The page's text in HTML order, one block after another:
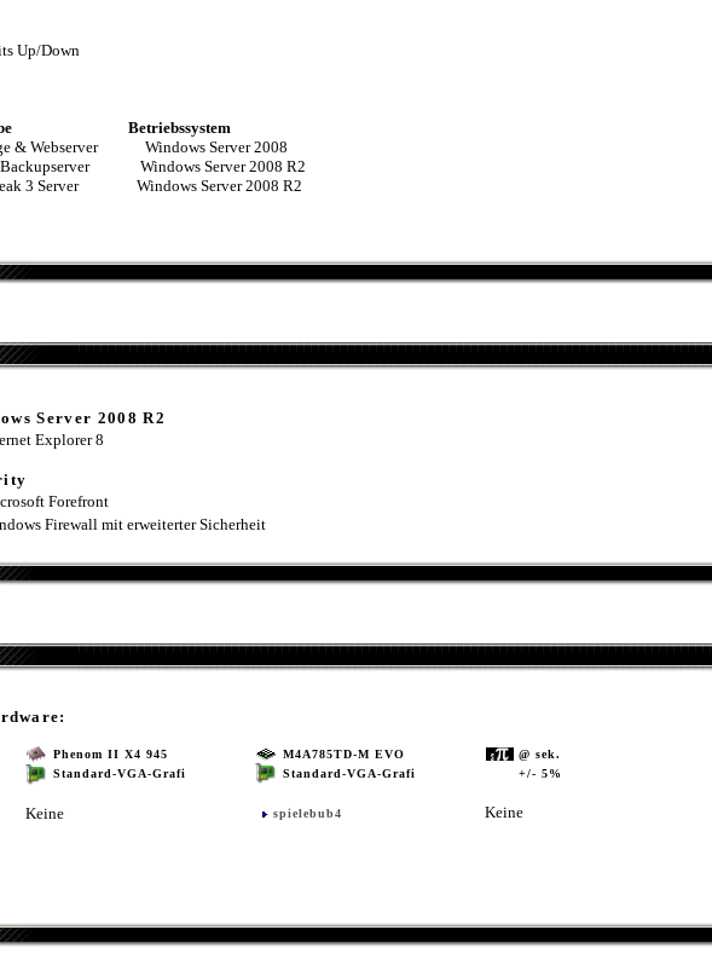
Up/Down
Betriebssystem
Windows Server 2008
Windows Server 2008 R2
Windows Server 2008 R2
Server 2008 R2
Explorer 8
Forefront
Firewall mit erweiterter Sicherheit
Phenom II X4 945
Standard-VGA-Grafi
Keine
M4A785TD-M EVO
Standard-VGA-Grafi
spielebub4
@ sek.
+/- 5%
Keine